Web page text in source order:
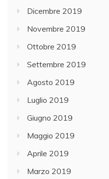
Dicembre 2019
Novembre 2019
Ottobre 2019
Settembre 2019
Agosto 2019
Luglio 2019
Giugno 2019
Maggio 2019
Aprile 2019
Marzo 2019